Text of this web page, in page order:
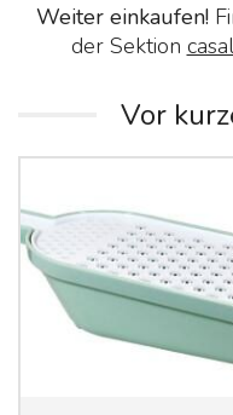
Weiter einkaufen!
der Sektion
Vor